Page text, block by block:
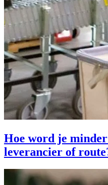
Hoe word je
leverancier of